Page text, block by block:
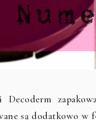
są dodatkowo w